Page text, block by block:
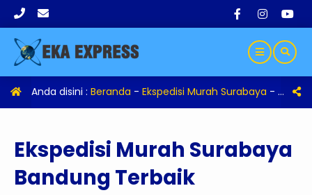
Anda disini : Beranda - Ekspedisi Murah Surabaya -
Ekspedisi Murah Surabaya
Bandung Terbaik